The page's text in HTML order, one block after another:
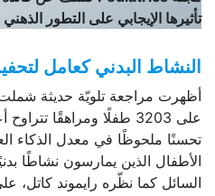
تأثيرها الإيجابي على التطور
النشاط البدني كعامل
تحسنًا ملحوظًا في معدل الذكاء
الأطفال الذين يمارسون نشاطًا
السائل كما نظّره رايموند كاتل،